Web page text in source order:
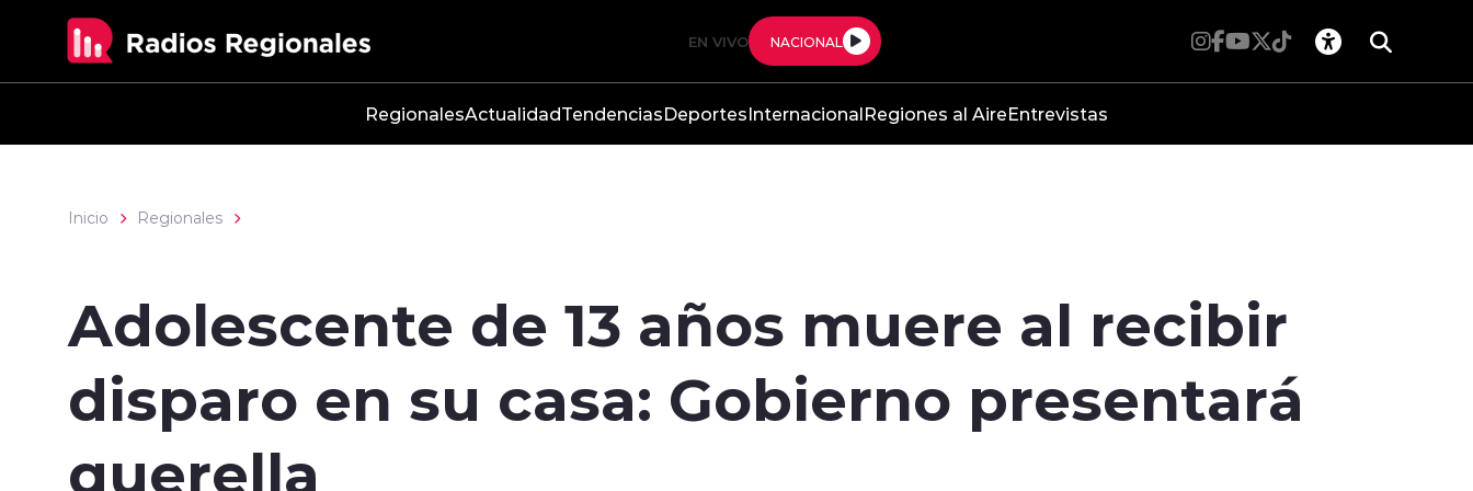
EN VIVO NACIONAL
RegionalesActualidadTendenciasDeportesInternacionalRegiones al AireEntrevistas
Inicio Regionales
Adolescente de 13 años muere al recibir
disparo en su casa: Gobierno presentará
querella